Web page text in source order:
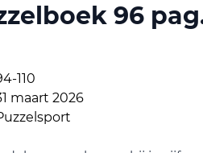
96
110
maart 2026